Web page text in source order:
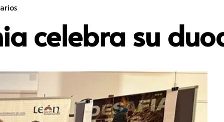
celebra su